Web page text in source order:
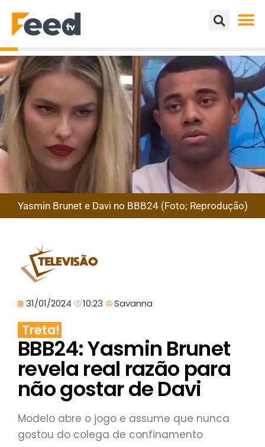
Yasmin Brunet e Davi no BBB24 (Foto; Reprodução)
31/01/2024 10:23 Savanna
Treta!
BBB24: Yasmin Brunet
revela real razão para
não gostar de Davi
Modelo abre o jogo e assume que nunca
gostou do colega de confinamento